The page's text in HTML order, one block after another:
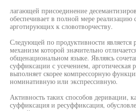
лагающей присоединение
обеспечивает в полной мере реализацию
арготирующих к словотворчеству.
Следующей по продуктивности является
механизм которой значительно
общенациональном языке. Являясь
суффиксации с усечением, арготическая
выполняет скорее компрессорную
номинативную или экспрессивную.
Активность таких способов деривации,
суффиксация и ресуффиксация,